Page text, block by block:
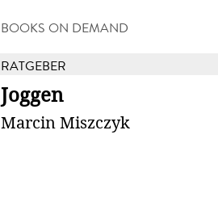
BOOKS ON DEMAND
RATGEBER
Joggen
Marcin Miszczyk